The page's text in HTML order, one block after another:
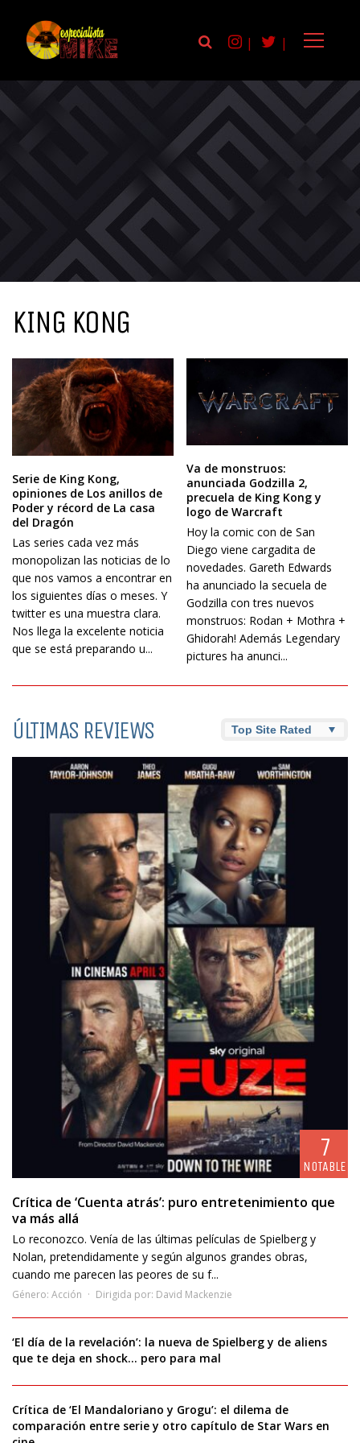
| |
KING KONG
Serie de King Kong,
opiniones de Los anillos de
Poder y récord de La casa
del Dragón
Las series cada vez más
monopolizan las noticias de lo
que nos vamos a encontrar en
los siguientes días o meses. Y
twitter es una muestra clara.
Nos llega la excelente noticia
que se está preparando u...
Va de monstruos:
anunciada Godzilla 2,
precuela de King Kong y
logo de Warcraft
Hoy la comic con de San
Diego viene cargadita de
novedades. Gareth Edwards
ha anunciado la secuela de
Godzilla con tres nuevos
monstruos: Rodan + Mothra +
Ghidorah! Además Legendary
pictures ha anunci...
ÚLTIMAS REVIEWS
7
NOTABLE
Crítica de ‘Cuenta atrás’: puro entretenimiento que
va más allá
Lo reconozco. Venía de las últimas películas de Spielberg y
Nolan, pretendidamente y según algunos grandes obras,
cuando me parecen las peores de su f...
Género: Acción Dirigida por: David Mackenzie
‘El día de la revelación’: la nueva de Spielberg y de aliens
que te deja en shock… pero para mal
Crítica de ‘El Mandaloriano y Grogu’: el dilema de
comparación entre serie y otro capítulo de Star Wars en